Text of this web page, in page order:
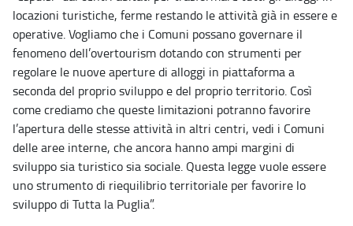
locazioni turistiche, ferme restando le attività già in essere e
operative. Vogliamo che i Comuni possano governare il
fenomeno dell’overtourism dotando con strumenti per
regolare le nuove aperture di alloggi in piattaforma a
seconda del proprio sviluppo e del proprio territorio. Così
come crediamo che queste limitazioni potranno favorire
l’apertura delle stesse attività in altri centri, vedi i Comuni
delle aree interne, che ancora hanno ampi margini di
sviluppo sia turistico sia sociale. Questa legge vuole essere
uno strumento di riequilibrio territoriale per favorire lo
sviluppo di Tutta la Puglia”.